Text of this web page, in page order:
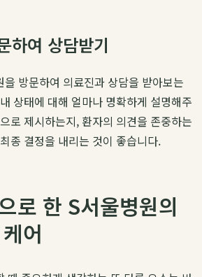
하여 상담받기
방문하여 의료진과 상담을 받아보는
상태에 대해 얼마나 명확하게 설명해주
로 제시하는지, 환자의 의견을 존중하는
종 결정을 내리는 것이 좋습니다.
로 한 S서울병원의
어